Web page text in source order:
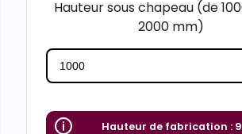
Hauteur sous chapeau (de
2000 mm)
Hauteur de fabrication :